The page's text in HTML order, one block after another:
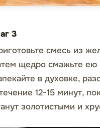
3
смесь из
щедро смажьте ею
в духовке,
12-15 минут,
золотистыми и